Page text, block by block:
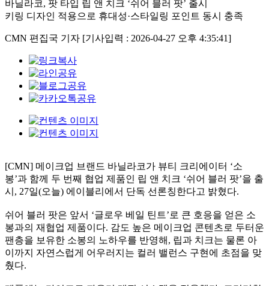
바닐라코, 팟 타입 립 앤 치크 ‘쉬어 블러 팟’ 출시
키링 디자인 적용으로 휴대성·스타일링 포인트 동시 충족
CMN 편집국 기자 [기사입력 : 2026-04-27 오후 4:35:41]
[CMN] 메이크업 브랜드 바닐라코가 뷰티 크리에이터 ‘소
봉’과 함께 두 번째 협업 제품인 립 앤 치크 ‘쉬어 블러 팟’을 출
시, 27일(오늘) 에이블리에서 단독 선론칭한다고 밝혔다.
쉬어 블러 팟은 앞서 ‘글로우 베일 틴트’로 큰 호응을 얻은 소
봉과의 재협업 제품이다. 감도 높은 메이크업 콘텐츠로 두터운
팬층을 보유한 소봉의 노하우를 반영해, 립과 치크는 물론 아
이까지 자연스럽게 어우러지는 컬러 밸런스 구현에 초점을 맞
췄다.